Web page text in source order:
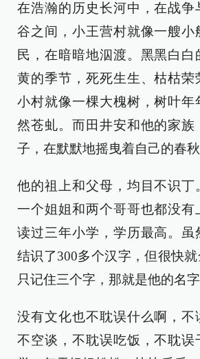
在浩瀚的历史长河中，在战争
谷之间，小王营村就像一艘小
民，在暗暗地泅渡。黑黑白
黄的季节，死死生生、枯枯荣
小村就像一棵大槐树，树叶年
然苍虬。而田井安和他的家族
子，在默默地摇曳着自己的春秋
他的祖上和父母，均目不识丁
一个姐姐和两个哥哥也都没有
读过三年小学，学历最高。虽
结识了300多个汉字，但很快
只记住三个字，那就是他的名字
没有文化也不耽误什么啊，不
不空谈，不耽误吃饭，不耽误